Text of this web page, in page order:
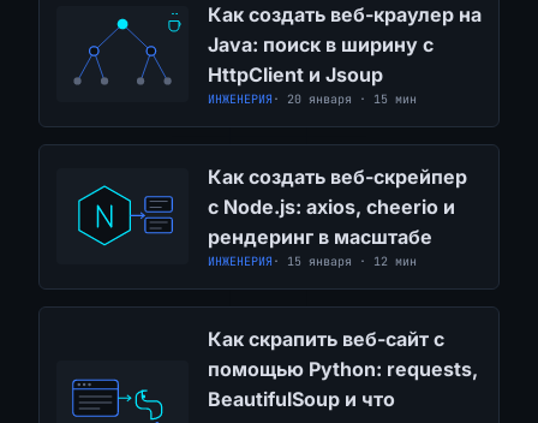
Как создать веб-краулер на
Java: поиск в ширину с
HttpClient и Jsoup
ИНЖЕНЕРИЯ · 20 января · 15 мин
Как создать веб-скрейпер
с Node.js: axios, cheerio и
рендеринг в масштабе
ИНЖЕНЕРИЯ · 15 января · 12 мин
Как скрапить веб-сайт с
помощью Python: requests,
BeautifulSoup и что